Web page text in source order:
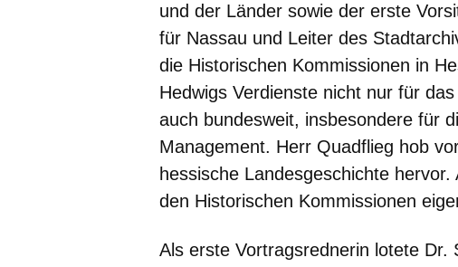
und der Länder sowie der erste
für Nassau und Leiter des
die Historischen Kommissionen in
Hedwigs Verdienste nicht nur für
auch bundesweit, insbesondere für
Management. Herr Quadflieg hob
hessische Landesgeschichte
den Historischen Kommissionen
Als erste Vortragsrednerin lotete Dr.